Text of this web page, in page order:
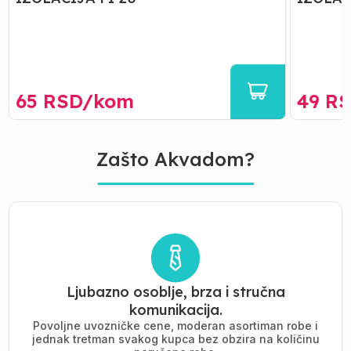
65 RSD/kom 49
Zašto Akvadom?
Ljubazno osoblje, brza i stručna
komunikacija.
Povoljne uvozničke cene, moderan asortiman robe i
jednak tretman svakog kupca bez obzira na količinu